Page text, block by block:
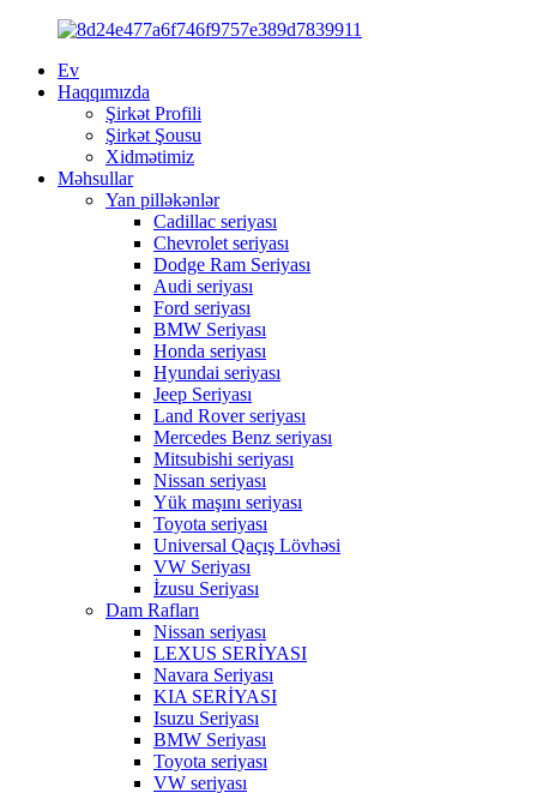
Ev
Haqqımızda
Şirkət Profili
Şirkət Şousu
Xidmətimiz
Məhsullar
Yan pilləkənlər
Cadillac seriyası
Chevrolet seriyası
Dodge Ram Seriyası
Audi seriyası
Ford seriyası
BMW Seriyası
Honda seriyası
Hyundai seriyası
Jeep Seriyası
Land Rover seriyası
Mercedes Benz seriyası
Mitsubishi seriyası
Nissan seriyası
Yük maşını seriyası
Toyota seriyası
Universal Qaçış Lövhəsi
VW Seriyası
İzusu Seriyası
Dam Rafları
Nissan seriyası
LEXUS SERİYASI
Navara Seriyası
KIA SERİYASI
Isuzu Seriyası
BMW Seriyası
Toyota seriyası
VW seriyası